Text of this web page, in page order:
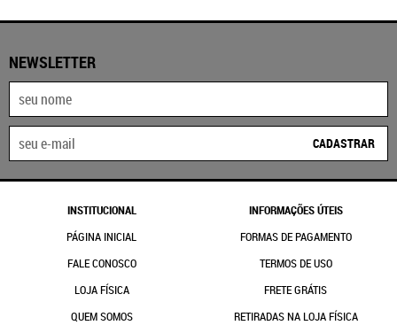
NEWSLETTER
CADASTRAR
INSTITUCIONAL
PÁGINA INICIAL
FALE CONOSCO
LOJA FÍSICA
QUEM SOMOS
INFORMAÇÕES ÚTEIS
FORMAS DE PAGAMENTO
TERMOS DE USO
FRETE GRÁTIS
RETIRADAS NA LOJA FÍSICA